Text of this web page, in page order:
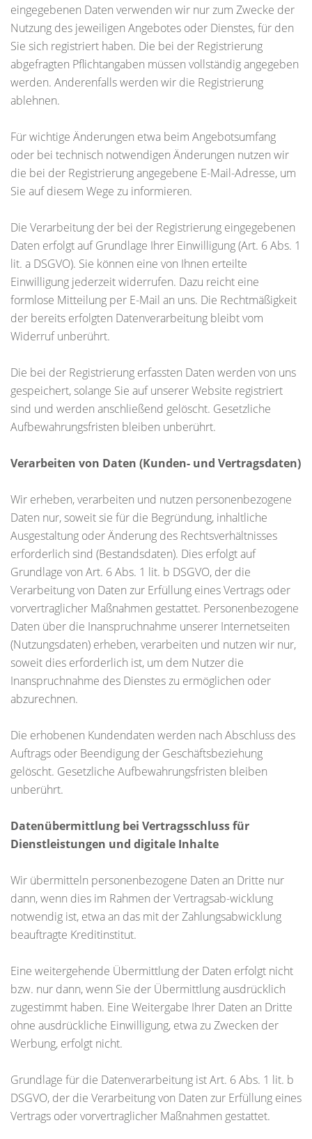
eingegebenen Daten verwenden wir nur zum Zwecke der
Nutzung des jeweiligen Angebotes oder Dienstes, für den
Sie sich registriert haben. Die bei der Registrierung
abgefragten Pflichtangaben müssen vollständig angegeben
werden. Anderenfalls werden wir die Registrierung
ablehnen.
Für wichtige Änderungen etwa beim Angebotsumfang
oder bei technisch notwendigen Änderungen nutzen wir
die bei der Registrierung angegebene E-Mail-Adresse, um
Sie auf diesem Wege zu informieren.
Die Verarbeitung der bei der Registrierung eingegebenen
Daten erfolgt auf Grundlage Ihrer Einwilligung (Art. 6 Abs. 1
lit. a DSGVO). Sie können eine von Ihnen erteilte
Einwilligung jederzeit widerrufen. Dazu reicht eine
formlose Mitteilung per E-Mail an uns. Die Rechtmäßigkeit
der bereits erfolgten Datenverarbeitung bleibt vom
Widerruf unberührt.
Die bei der Registrierung erfassten Daten werden von uns
gespeichert, solange Sie auf unserer Website registriert
sind und werden anschließend gelöscht. Gesetzliche
Aufbewahrungsfristen bleiben unberührt.
Verarbeiten von Daten (Kunden- und Vertragsdaten)
Wir erheben, verarbeiten und nutzen personenbezogene
Daten nur, soweit sie für die Begründung, inhaltliche
Ausgestaltung oder Änderung des Rechtsverhältnisses
erforderlich sind (Bestandsdaten). Dies erfolgt auf
Grundlage von Art. 6 Abs. 1 lit. b DSGVO, der die
Verarbeitung von Daten zur Erfüllung eines Vertrags oder
vorvertraglicher Maßnahmen gestattet. Personenbezogene
Daten über die Inanspruchnahme unserer Internetseiten
(Nutzungsdaten) erheben, verarbeiten und nutzen wir nur,
soweit dies erforderlich ist, um dem Nutzer die
Inanspruchnahme des Dienstes zu ermöglichen oder
abzurechnen.
Die erhobenen Kundendaten werden nach Abschluss des
Auftrags oder Beendigung der Geschäftsbeziehung
gelöscht. Gesetzliche Aufbewahrungsfristen bleiben
unberührt.
Datenübermittlung bei Vertragsschluss für
Dienstleistungen und digitale Inhalte
Wir übermitteln personenbezogene Daten an Dritte nur
dann, wenn dies im Rahmen der Vertragsab-wicklung
notwendig ist, etwa an das mit der Zahlungsabwicklung
beauftragte Kreditinstitut.
Eine weitergehende Übermittlung der Daten erfolgt nicht
bzw. nur dann, wenn Sie der Übermittlung ausdrücklich
zugestimmt haben. Eine Weitergabe Ihrer Daten an Dritte
ohne ausdrückliche Einwilligung, etwa zu Zwecken der
Werbung, erfolgt nicht.
Grundlage für die Datenverarbeitung ist Art. 6 Abs. 1 lit. b
DSGVO, der die Verarbeitung von Daten zur Erfüllung eines
Vertrags oder vorvertraglicher Maßnahmen gestattet.